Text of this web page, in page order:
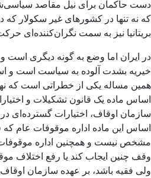
دست حاکمان برای نیل مقاصد
که نه تنها در کشورهای غیر سکولار که
بریتانیا نیز به سمت نگران‌کننده‌ای
در ایران اما وضع به گونه دیگری است
خیریه بشدت آلوده به سیاست است و
همین مساله یکی از خطراتی است که
اساس ماده یک قانون تشکیلات و
سازمان اوقاف، اختیارات گسترده‌ای در
اساس این ماده اداره موقوفات عام که
مشخص نیست و همچنین اداره
وقف چنین ایجاب کند یا رفع اختلاف
ولی فقیه باشد، بر عهده سازمان